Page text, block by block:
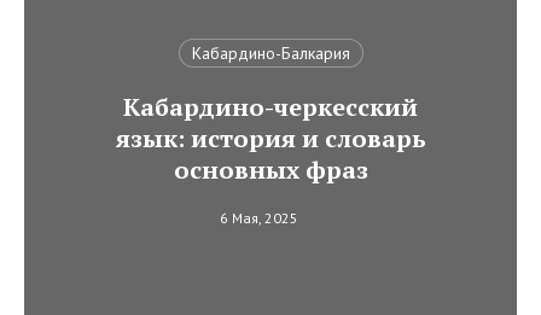
Кабардино-Балкария
Кабардино-черкесский
язык: история и словарь
основных фраз
6 Мая, 2025